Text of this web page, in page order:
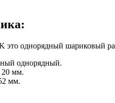
однорядный шариковый
однорядный.
20 мм.
мм.